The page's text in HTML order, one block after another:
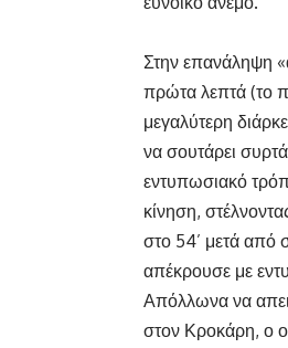
Στην επανάληψη
πρώτα λεπτά (το
μεγαλύτερη
να σουτάρει
εντυπωσιακό
κίνηση,
στο 54’ μετά από
απέκρουσε με
Απόλλωνα να
στον Κροκάρη, ο